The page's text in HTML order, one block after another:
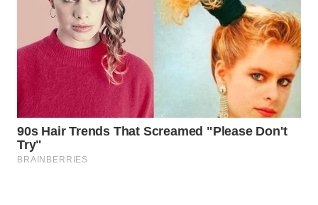
WAHANA
TV
WAHANANEWS
ID
WAHANANEWS
CO ID